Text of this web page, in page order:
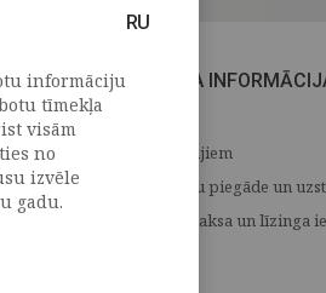
CITA
Medijiem
Preču piegāde un
Apmaksa un līzinga
RU
informāciju
tīmekļa
visām
no
izvēle
gadu.